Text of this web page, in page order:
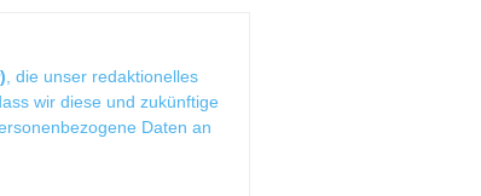
, die unser redaktionelles
wir diese und zukünftige
Daten an